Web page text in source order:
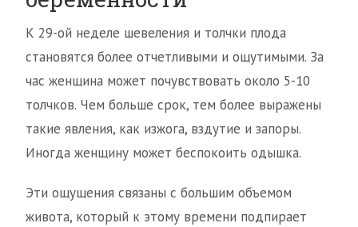
К 29-ой неделе шевеления и толчки плода
становятся более отчетливыми и ощутимыми. За
час женщина может почувствовать около 5-10
толчков. Чем больше срок, тем более выражены
такие явления, как изжога, вздутие и запоры.
Иногда женщину может беспокоить одышка.
Эти ощущения связаны с большим объемом
живота, который к этому времени подпирает